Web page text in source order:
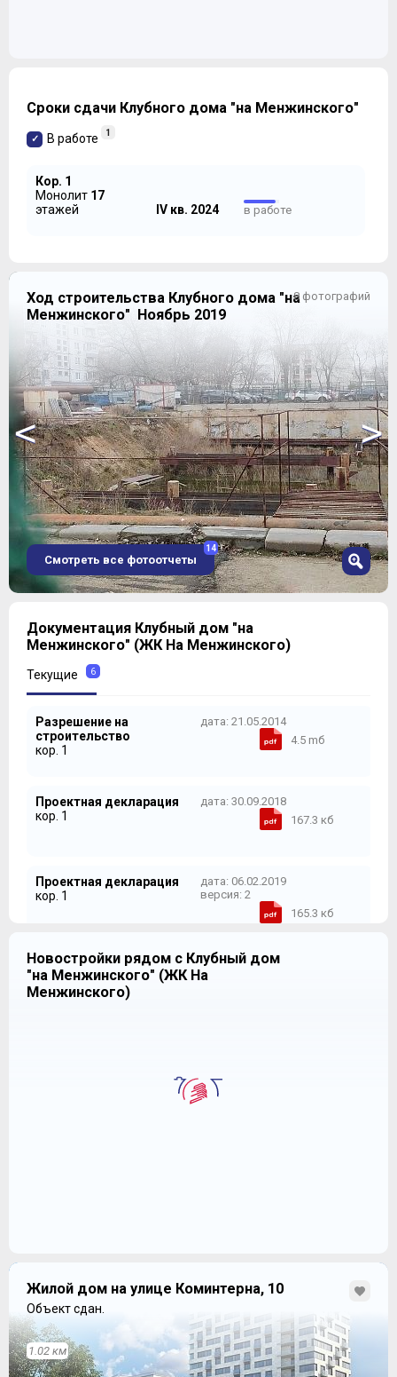
Сроки сдачи Клубного дома "на Менжинского"
В работе 1
Кор. 1
Монолит 17
этажей
IV кв. 2024 в работе
8 фотографий
Ход строительства Клубного дома "на
Менжинского" Ноябрь 2019
< >
2
3
4
7
8
Смотреть все фотоотчеты
14
Документация Клубный дом "на
Менжинского" (ЖК На Менжинского)
Текущие 6
Разрешение на
строительство
кор. 1
дата: 21.05.2014
4.5 mб
Проектная декларация
кор. 1
дата: 30.09.2018
167.3 кб
Проектная декларация
кор. 1
дата: 06.02.2019
версия: 2
165.3 кб
Проектная декларация
кор. 1
дата: 03.04.2019
версия: 3
Новостройки рядом с Клубный дом
"на Менжинского" (ЖК На
Менжинского)
Жилой дом на улице Коминтерна, 10
Объект сдан.
1.02 км